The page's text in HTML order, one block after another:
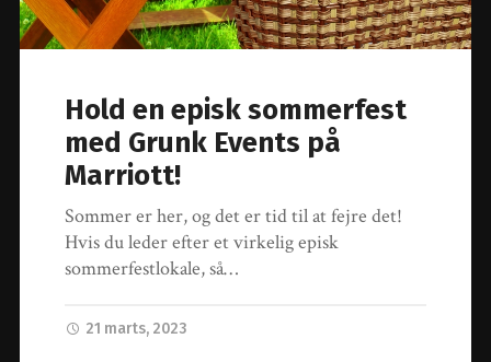
Hold en episk sommerfest
med Grunk Events på
Marriott!
Sommer er her, og det er tid til at fejre det!
Hvis du leder efter et virkelig episk
sommerfestlokale, så…
21 marts, 2023